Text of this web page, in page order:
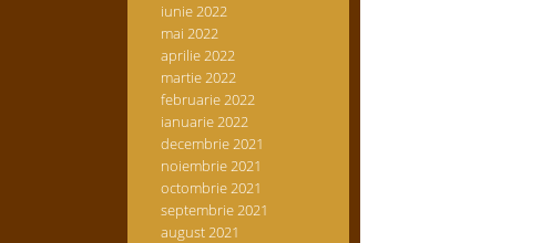
iunie 2022
mai 2022
aprilie 2022
martie 2022
februarie 2022
ianuarie 2022
decembrie 2021
noiembrie 2021
octombrie 2021
septembrie 2021
august 2021